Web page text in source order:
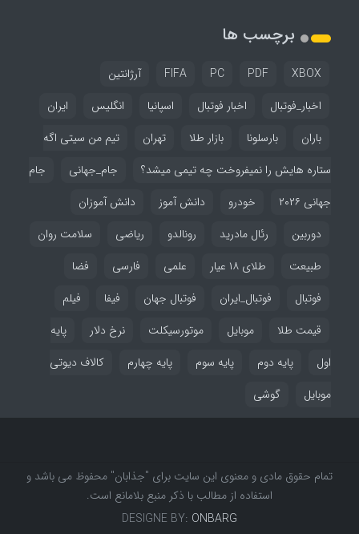
برچسب ها
FIFA PC PDF XBOX
آرژانتین
اخبار_فوتبال
اخبار فوتبال اسپانیا انگلیس
ایران
باران
بارسلونا بازار طلا تهران
تیم من سیتی اگه
ستاره هایش را نمیفروخت چه تیمی میشد؟
جام_جهانی
جام
جهانی ۲۰۲۶
خودرو دانش آموز
دانش آموزان
دوربین
رئال مادرید رونالدو ریاضی
سلامت روان
طبیعت
طلای ۱۸ عیار علمی فارسی
فضا
فوتبال
فوتبال_ایران فوتبال جهان فیفا
فیلم
قیمت طلا
موبایل موتورسیکلت نرخ دلار
پایه
اول
پایه دوم پایه سوم پایه چهارم
کالاف دیوتی
موبایل
گوشی
تمام حقوق مادی و معنوی این سایت برای "جذابان" محفوظ می باشد و
استفاده از مطالب با ذکر منبع بلامانع است.
DESIGNE BY: ONBARG